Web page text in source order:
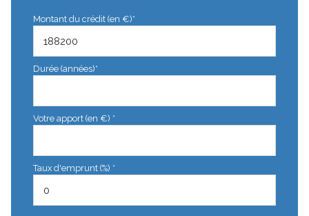
Montant du crédit (en €)*
Durée (années)*
Votre apport (en €) *
Taux d'emprunt (%) *